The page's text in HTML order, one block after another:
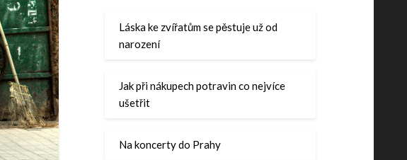
Láska ke zvířatům se pěstuje už od
narození
Jak při nákupech potravin co nejvíce
ušetřit
Na koncerty do Prahy